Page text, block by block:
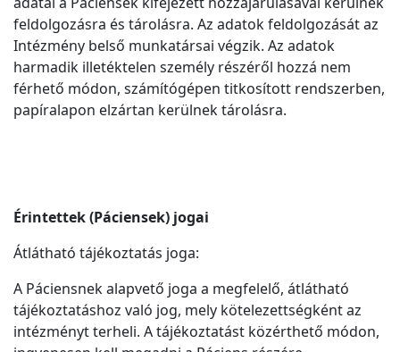
feldolgozásra és tárolásra. Az adatok feldolgozását az
Intézmény belső munkatársai végzik. Az adatok
harmadik illetéktelen személy részéről hozzá nem
férhető módon, számítógépen titkosított rendszerben,
papíralapon elzártan kerülnek tárolásra.
Érintettek (Páciensek) jogai
Átlátható tájékoztatás joga:
A Páciensnek alapvető joga a megfelelő, átlátható
tájékoztatáshoz való jog, mely kötelezettségként az
intézményt terheli. A tájékoztatást közérthető módon,